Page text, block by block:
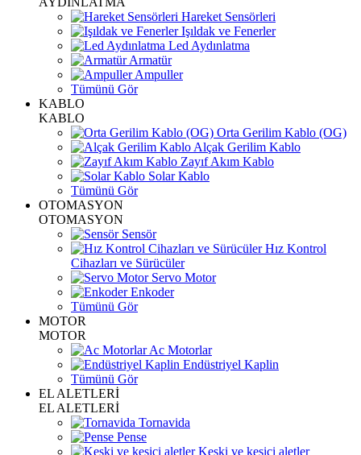
Hareket Sensörleri
Işıldak ve Fenerler
Led Aydınlatma
Armatür
Ampuller
Tümünü Gör
KABLO
KABLO
Orta Gerilim Kablo (OG)
Alçak Gerilim Kablo
Zayıf Akım Kablo
Solar Kablo
Tümünü Gör
OTOMASYON
OTOMASYON
Sensör
Hız Kontrol
Cihazları ve Sürücüler
Servo Motor
Enkoder
Tümünü Gör
MOTOR
MOTOR
Ac Motorlar
Endüstriyel Kaplin
Tümünü Gör
EL ALETLERİ
EL ALETLERİ
Tornavida
Pense
Keski ve kesici aletler